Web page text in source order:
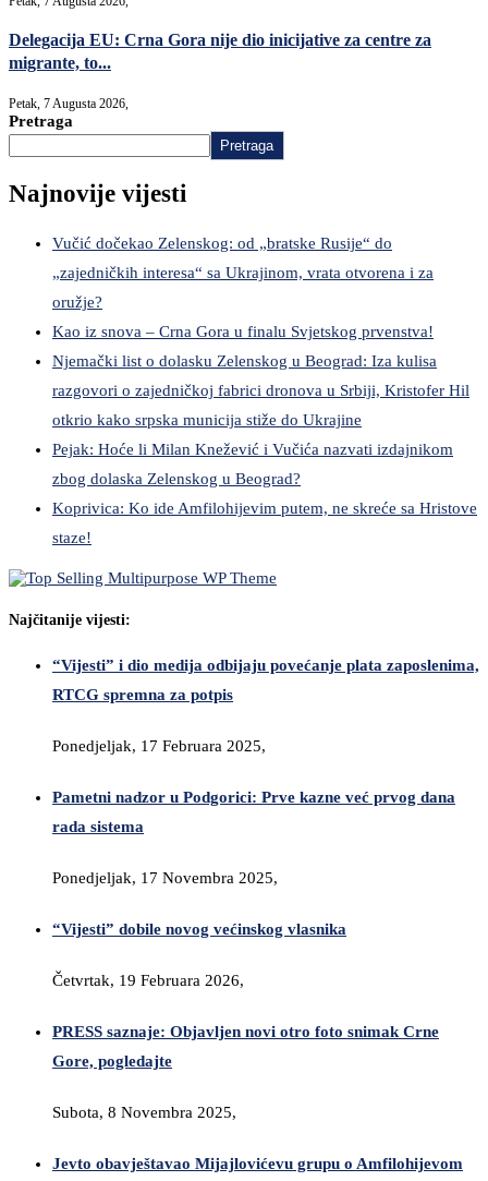
Delegacija EU: Crna Gora nije dio inicijative za centre za
migrante, to...
Petak, 7 Augusta 2026,
Pretraga
Pretraga
Najnovije vijesti
Vučić dočekao Zelenskog: od „bratske Rusije“ do
„zajedničkih interesa“ sa Ukrajinom, vrata otvorena i za
oružje?
Kao iz snova – Crna Gora u finalu Svjetskog prvenstva!
Njemački list o dolasku Zelenskog u Beograd: Iza kulisa
razgovori o zajedničkoj fabrici dronova u Srbiji, Kristofer Hil
otkrio kako srpska municija stiže do Ukrajine
Pejak: Hoće li Milan Knežević i Vučića nazvati izdajnikom
zbog dolaska Zelenskog u Beograd?
Koprivica: Ko ide Amfilohijevim putem, ne skreće sa Hristove
staze!
Najčitanije vijesti:
“Vijesti” i dio medija odbijaju povećanje plata zaposlenima,
RTCG spremna za potpis
Ponedjeljak, 17 Februara 2025,
Pametni nadzor u Podgorici: Prve kazne već prvog dana
rada sistema
Ponedjeljak, 17 Novembra 2025,
“Vijesti” dobile novog većinskog vlasnika
Četvrtak, 19 Februara 2026,
PRESS saznaje: Objavljen novi otro foto snimak Crne
Gore, pogledajte
Subota, 8 Novembra 2025,
Jevto obavještavao Mijajlovićevu grupu o Amfilohijevom